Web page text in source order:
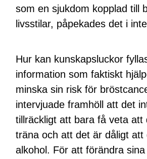
som en sjukdom kopplad till
livsstilar, påpekades det i
Hur kan kunskapsluckor
information som faktiskt
minska sin risk för
intervjuade framhöll att det
tillräckligt att bara få veta att
träna och att det är dåligt att
alkohol. För att förändra